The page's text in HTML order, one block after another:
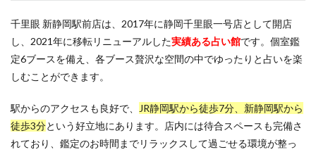
千里眼 新静岡駅前店は、2017年に静岡千里眼一号店として開店
し、2021年に移転リニューアルした実績ある占い館です。個室鑑
定6ブースを備え、各ブース贅沢な空間の中でゆったりと占いを楽
しむことができます。
駅からのアクセスも良好で、
JR静岡駅から徒歩7分、新静岡駅から
徒歩3分という好立地にあります。店内には待合スペースも完備さ
れており、鑑定のお時間までリラックスして過ごせる環境が整っ